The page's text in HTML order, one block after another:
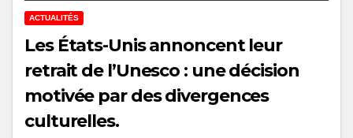
ACTUALITÉS
Les États-Unis annoncent leur
retrait de l’Unesco : une décision
motivée par des divergences
culturelles.